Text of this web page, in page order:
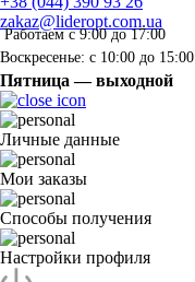
zakaz@lideropt.com.ua
Работаем с 9:00 до 17:00
Воскресенье: с 10:00 до 15:00
Пятница — выходной
Личные данные
Мои заказы
Способы получения
Настройки профиля